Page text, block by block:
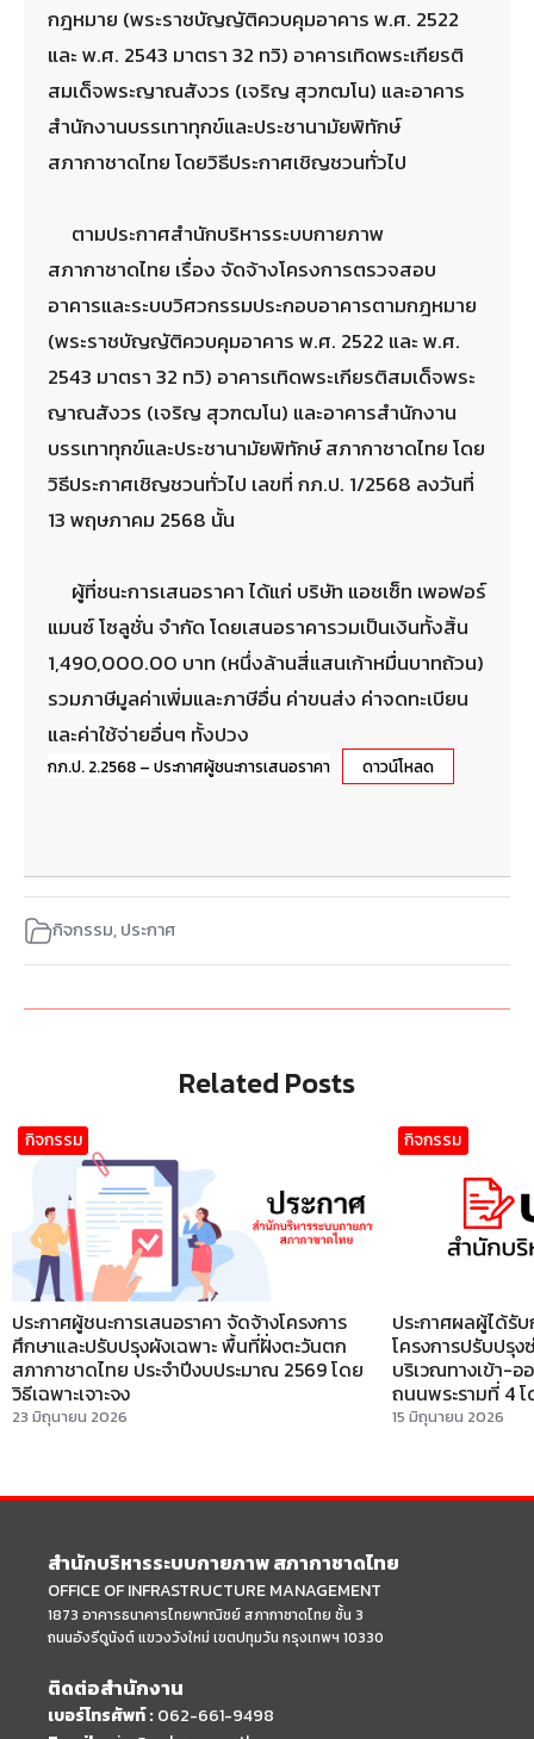
กฎหมาย (พระราชบัญญัติควบคุมอาคาร พ.ศ. 2522
และ พ.ศ. 2543 มาตรา 32 ทวิ) อาคารเทิดพระเกียรติ
สมเด็จพระญาณสังวร (เจริญ สุวฑฒโน) และอาคาร
สำนักงานบรรเทาทุกข์และประชานามัยพิทักษ์
สภากาชาดไทย โดยวิธีประกาศเชิญชวนทั่วไป
ตามประกาศสำนักบริหารระบบกายภาพ
สภากาชาดไทย เรื่อง จัดจ้างโครงการตรวจสอบ
อาคารและระบบวิศวกรรมประกอบอาคารตามกฎหมาย
(พระราชบัญญัติควบคุมอาคาร พ.ศ. 2522 และ พ.ศ.
2543 มาตรา 32 ทวิ) อาคารเทิดพระเกียรติสมเด็จพระ
ญาณสังวร (เจริญ สุวฑฒโน) และอาคารสำนักงาน
บรรเทาทุกข์และประชานามัยพิทักษ์ สภากาชาดไทย โดย
วิธีประกาศเชิญชวนทั่วไป เลขที่ กภ.ป. 1/2568 ลงวันที่
13 พฤษภาคม 2568 นั้น
ผู้ที่ชนะการเสนอราคา ได้แก่ บริษัท แอชเซ็ท เพอฟอร์
แมนซ์ โซลูชั่น จำกัด โดยเสนอราคารวมเป็นเงินทั้งสิ้น
1,490,000.00 บาท (หนึ่งล้านสี่แสนเก้าหมื่นบาทถ้วน)
รวมภาษีมูลค่าเพิ่มและภาษีอื่น ค่าขนส่ง ค่าจดทะเบียน
และค่าใช้จ่ายอื่นๆ ทั้งปวง
กภ.ป. 2.2568 – ประกาศผู้ชนะการเสนอราคา ดาวน์โหลด
กิจกรรม,ประกาศ
Related Posts
กิจกรรม
ประกาศผู้ชนะการเสนอราคา จัดจ้างโครงการ
ศึกษาและปรับปรุงผังเฉพาะ พื้นที่ฝั่งตะวันตก
สภากาชาดไทย ประจำปีงบประมาณ 2569 โดย
วิธีเฉพาะเจาะจง
23 มิถุนายน 2026
กิจกรรม
ประกาศผลผู้ได้รั
โครงการปรับปรุ
บริเวณทางเข้า-
ถนนพระรามที่ 4
15 มิถุนายน 2026
สำนักบริหารระบบกายภาพ สภากาชาดไทย
OFFICE OF INFRASTRUCTURE MANAGEMENT
1873 อาคารธนาคารไทยพาณิชย์ สภากาชาดไทย ชั้น 3
ถนนอังรีดูนังต์ แขวงวังใหม่ เขตปทุมวัน กรุงเทพฯ 10330
ติดต่อสำนักงาน
เบอร์โทรศัพท์ : 062-661-9498